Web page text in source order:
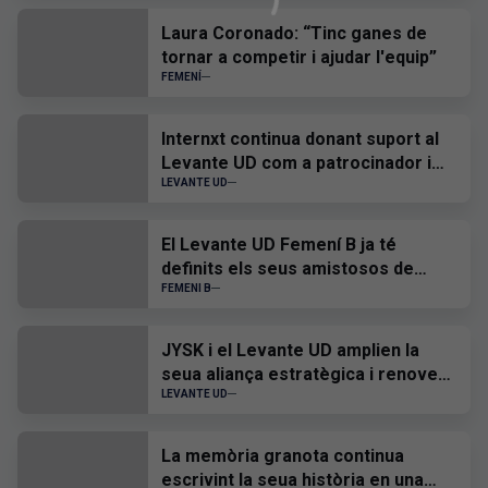
Laura Coronado: “Tinc ganes de
tornar a competir i ajudar l'equip”
FEMENÍ
Internxt continua donant suport al
Levante UD com a patrocinador i
proveïdor oficial
LEVANTE UD
El Levante UD Femení B ja té
definits els seus amistosos de
pretemporada
FEMENI B
JYSK i el Levante UD amplien la
seua aliança estratègica i renoven
el seu patrocini fins a 2028
LEVANTE UD
La memòria granota continua
escrivint la seua història en una